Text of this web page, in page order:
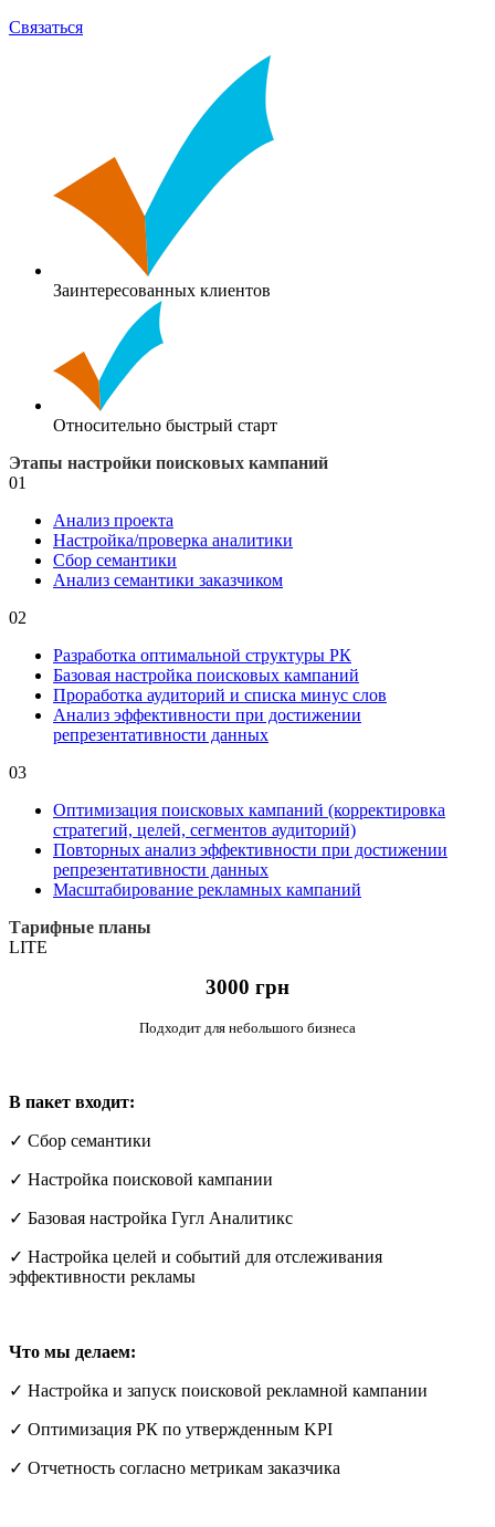
Связаться
Заинтересованных клиентов
Относительно быстрый старт
Этапы настройки поисковых кампаний
01
Анализ проекта
Настройка/проверка аналитики
Сбор семантики
Анализ семантики заказчиком
02
Разработка оптимальной структуры РК
Базовая настройка поисковых кампаний
Проработка аудиторий и списка минус слов
Анализ эффективности при достижении
репрезентативности данных
03
Оптимизация поисковых кампаний (корректировка
стратегий, целей, сегментов аудиторий)
Повторных анализ эффективности при достижении
репрезентативности данных
Масштабирование рекламных кампаний
Тарифные планы
LITE
3000 грн
Подходит для небольшого бизнеса
В пакет входит:
✓ Сбор семантики
✓ Настройка поисковой кампании
✓ Базовая настройка Гугл Аналитикс
✓ Настройка целей и событий для отслеживания
эффективности рекламы
Что мы делаем:
✓ Настройка и запуск поисковой рекламной кампании
✓ Оптимизация РК по утвержденным KPI
✓ Отчетность согласно метрикам заказчика